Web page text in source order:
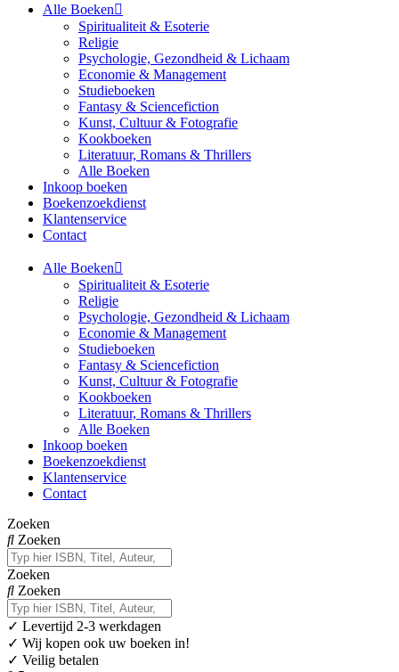
Alle Boeken
Spiritualiteit & Esoterie
Religie
Psychologie, Gezondheid & Lichaam
Economie & Management
Studieboeken
Fantasy & Sciencefiction
Kunst, Cultuur & Fotografie
Kookboeken
Literatuur, Romans & Thrillers
Alle Boeken
Inkoop boeken
Boekenzoekdienst
Klantenservice
Contact
Alle Boeken
Spiritualiteit & Esoterie
Religie
Psychologie, Gezondheid & Lichaam
Economie & Management
Studieboeken
Fantasy & Sciencefiction
Kunst, Cultuur & Fotografie
Kookboeken
Literatuur, Romans & Thrillers
Alle Boeken
Inkoop boeken
Boekenzoekdienst
Klantenservice
Contact
Zoeken
Zoeken
Zoeken
Zoeken
✓ Levertijd 2-3 werkdagen
✓ Wij kopen ook uw boeken in!
✓ Veilig betalen